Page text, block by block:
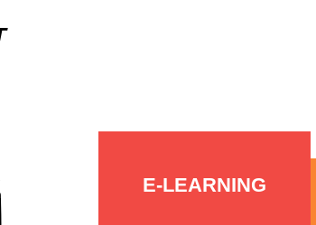
E-LEARNING